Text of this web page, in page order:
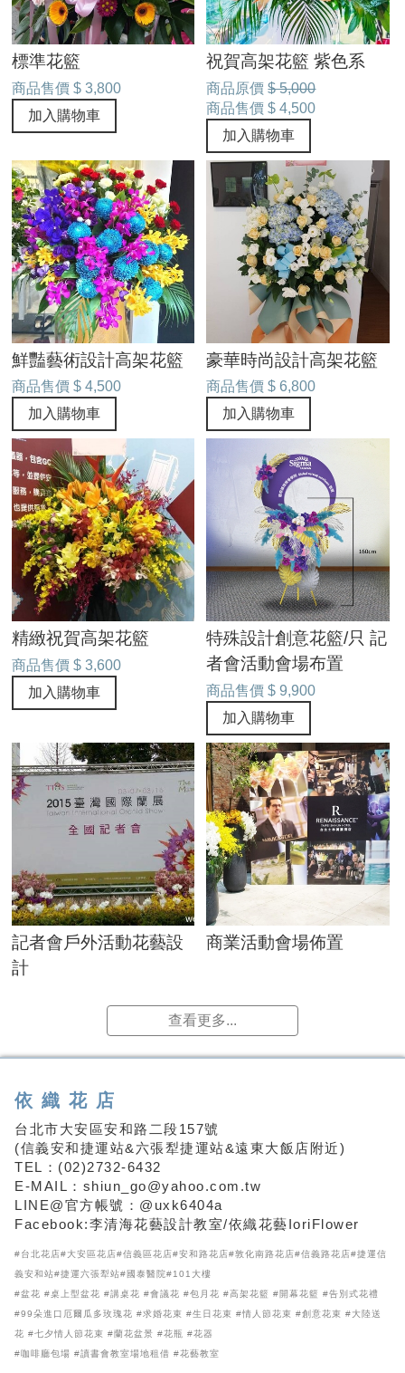
標準花籃
商品售價 $ 3,800
加入購物車
祝賀高架花籃 紫色系
商品原價 $ 5,000
商品售價 $ 4,500
加入購物車
鮮豔藝術設計高架花籃
商品售價 $ 4,500
加入購物車
豪華時尚設計高架花籃
商品售價 $ 6,800
加入購物車
精緻祝賀高架花籃
商品售價 $ 3,600
加入購物車
特殊設計創意花籃/只 記
者會活動會場布置
商品售價 $ 9,900
加入購物車
記者會戶外活動花藝設
計
商業活動會場佈置
查看更多...
依織花店
台北市大安區安和路二段157號
(信義安和捷運站&六張犁捷運站&遠東大飯店附近)
TEL：(02)2732-6432
E-MAIL：shiun_go@yahoo.com.tw
LINE@官方帳號：@uxk6404a
Facebook:李清海花藝設計教室/依織花藝IoriFlower
#台北花店#大安區花店#信義區花店#安和路花店#敦化南路花店#信義路花店#捷運信
義安和站#捷運六張犁站#國泰醫院#101大樓
#盆花 #桌上型盆花 #講桌花 #會議花 #包月花 #高架花籃 #開幕花籃 #告別式花禮
#99朵進口厄爾瓜多玫瑰花 #求婚花束 #生日花束 #情人節花束 #創意花束 #大陸送
花 #七夕情人節花束 #蘭花盆景 #花瓶 #花器
#咖啡廳包場 #讀書會教室場地租借 #花藝教室